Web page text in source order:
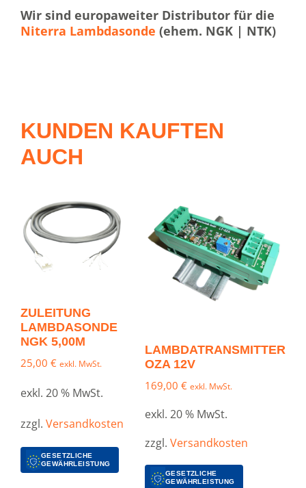
Wir sind europaweiter Distributor für die
Niterra Lambdasonde (ehem. NGK | NTK)
KUNDEN KAUFTEN
AUCH
ZULEITUNG
LAMBDASONDE
NGK 5,00M
25,00 € exkl. MwSt.
exkl. 20 % MwSt.
zzgl. Versandkosten
GESETZLICHE
GEWÄHRLEISTUNG
LAMBDATRANSMITTER
OZA 12V
169,00 € exkl. MwSt.
exkl. 20 % MwSt.
zzgl. Versandkosten
GESETZLICHE
GEWÄHRLEISTUNG